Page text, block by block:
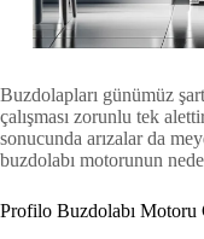
Buzdolapları günümüz
çalışması zorunlu tek
sonucunda arızalar da
buzdolabı motorunun
Profilo Buzdolabı Motoru